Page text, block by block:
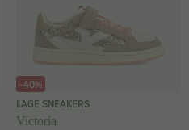
-40%
LAGE SNEAKERS
Victoria